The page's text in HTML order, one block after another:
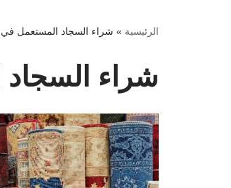
الرئيسية » شراء السجاد المستعمل في
شراء